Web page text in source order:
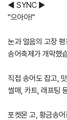
◀ SYNC ▶
"으아아!"
눈과 얼음의 고장 평
송어축제가 개막했
직접 송어도 잡고,
썰매, 카트, 래프팅
포켓몬 고, 황금송